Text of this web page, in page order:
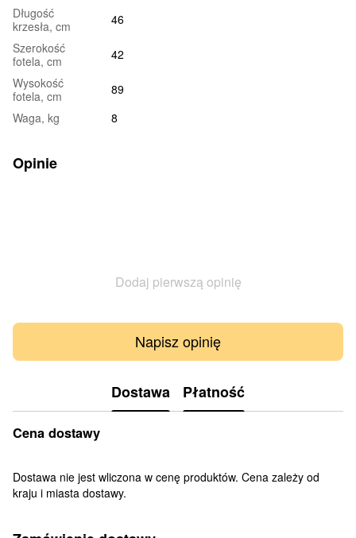
Długość
krzesła, cm
46
Szerokość
fotela, cm
42
Wysokość
fotela, cm
89
Waga, kg
8
Opinie
Dodaj pierwszą opinię
Napisz opinię
Dostawa Płatność
Cena dostawy
Dostawa nie jest wliczona w cenę produktów. Cena zależy od
kraju i miasta dostawy.